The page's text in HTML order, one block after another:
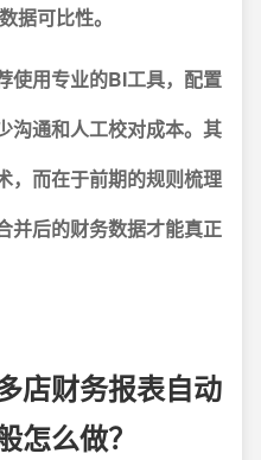
据可比性。
使用专业的BI工具，配置
沟通和人工校对成本。其
，而在于前期的规则梳理
并后的财务数据才能真正
店财务报表自动
怎么做？